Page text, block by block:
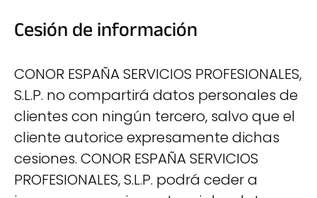
Cesión de información
CONOR ESPAÑA SERVICIOS PROFESIONALES,
S.L.P. no compartirá datos personales de
clientes con ningún tercero, salvo que el
cliente autorice expresamente dichas
cesiones. CONOR ESPAÑA SERVICIOS
PROFESIONALES, S.L.P. podrá ceder a